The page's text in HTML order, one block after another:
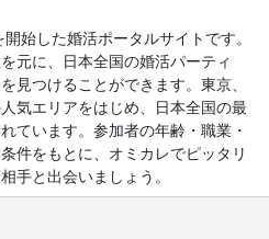
始した婚活ポータルサイトです。
元に、日本全国の婚活パーティ
見つけることができます。東京、
気エリアをはじめ、日本全国の最
ています。参加者の年齢・職業・
件をもとに、オミカレでピッタリ
手と出会いましょう。